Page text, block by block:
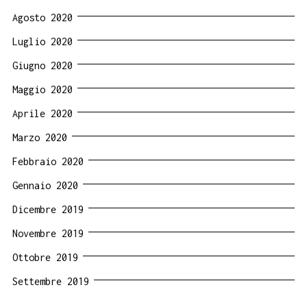
Agosto 2020
Luglio 2020
Giugno 2020
Maggio 2020
Aprile 2020
Marzo 2020
Febbraio 2020
Gennaio 2020
Dicembre 2019
Novembre 2019
Ottobre 2019
Settembre 2019